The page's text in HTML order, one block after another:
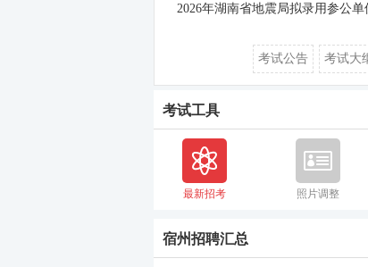
2026年湖南省地震局拟录用参公
考试公告 考试大
考试工具
最新招考 照片调整
宿州招聘汇总